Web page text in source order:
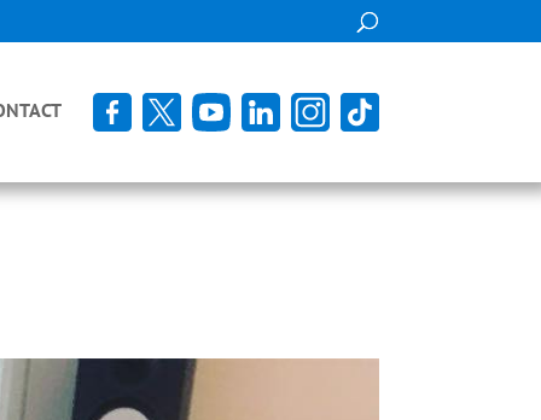
F T
W
I
E
R
Y L I
S
G
R
T